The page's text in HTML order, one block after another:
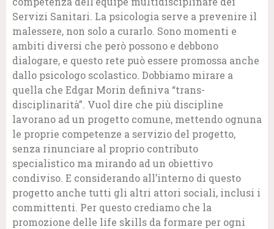
Servizi Sanitari. La psicologia serve a prevenire il
malessere, non solo a curarlo. Sono momenti e
ambiti diversi che però possono e debbono
dialogare, e questo rete può essere promossa anche
dallo psicologo scolastico. Dobbiamo mirare a
quella che Edgar Morin definiva “trans-
disciplinarità”. Vuol dire che più discipline
lavorano ad un progetto comune, mettendo ognuna
le proprie competenze a servizio del progetto,
senza rinunciare al proprio contributo
specialistico ma mirando ad un obiettivo
condiviso. E considerando all’interno di questo
progetto anche tutti gli altri attori sociali, inclusi i
committenti. Per questo crediamo che la
promozione delle life skills da formare per ogni